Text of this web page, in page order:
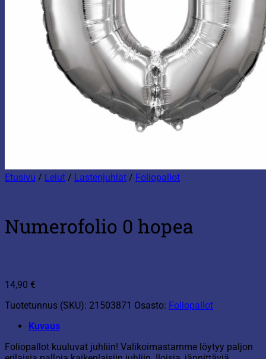
Etusivu / Lelut / Lastenjuhlat / Foliopallot
Numerofolio 0 hopea
14,90 €
Tuotetunnus (SKU): 21503871 Osasto: Foliopallot
Kuvaus
Foliopallot kuuluvat juhliin! Valikoimastamme löytyy paljon